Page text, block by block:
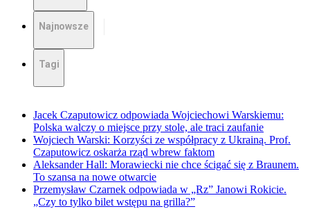
Najnowsze
Tagi
Jacek Czaputowicz odpowiada Wojciechowi Warskiemu:
Polska walczy o miejsce przy stole, ale traci zaufanie
Wojciech Warski: Korzyści ze współpracy z Ukrainą. Prof.
Czaputowicz oskarża rząd wbrew faktom
Aleksander Hall: Morawiecki nie chce ścigać się z Braunem.
To szansa na nowe otwarcie
Przemysław Czarnek odpowiada w „Rz” Janowi Rokicie.
„Czy to tylko bilet wstępu na grilla?”